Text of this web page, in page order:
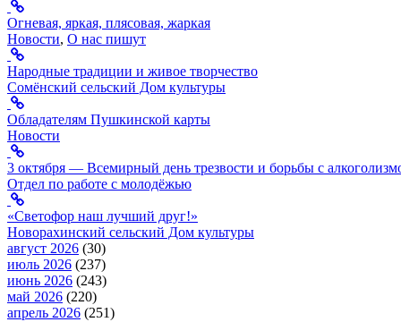
Огневая, яркая, плясовая, жаркая
Новости, О нас пишут
Народные традиции и живое творчество
Сомёнский сельский Дом культуры
Обладателям Пушкинской карты
Новости
3 октября — Всемирный день трезвости и борьбы с
Отдел по работе с молодёжью
«Светофор наш лучший друг!»
Новорахинский сельский Дом культуры
август 2026 (30)
июль 2026 (237)
июнь 2026 (243)
май 2026 (220)
апрель 2026 (251)